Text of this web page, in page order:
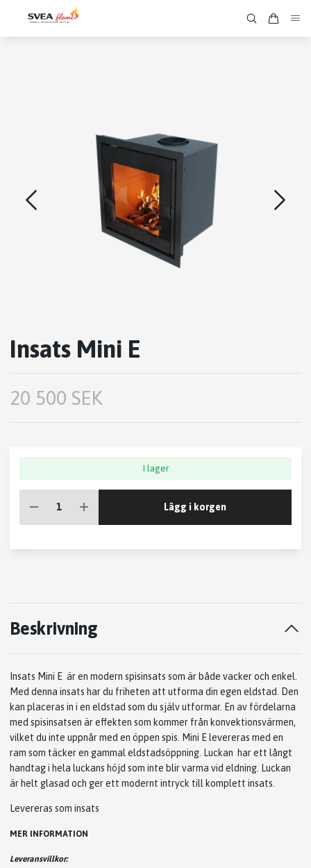
Insats Mini E
20 500 SEK
I lager
Lägg i korgen
Beskrivning
Insats Mini E är en modern spisinsats som är både vacker och enkel.
Med denna insats har du friheten att utforma din egen eldstad. Den
kan placeras in i en eldstad som du själv utformar. En av fördelarna
med spisinsatsen är effekten som kommer från konvektionsvärmen,
vilket du inte uppnår med en öppen spis. Mini E levereras med en
ram som täcker en gammal eldstadsöppning. Luckan har ett långt
handtag i hela luckans höjd som inte blir varma vid eldning. Luckan
är helt glasad och ger ett modernt intryck till komplett insats.
Levereras som insats
MER INFORMATION
Leveransvillkor: